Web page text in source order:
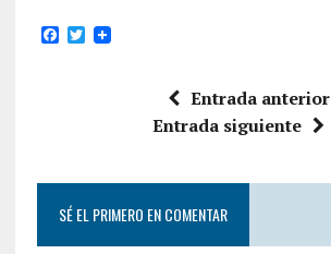
F T
Entrada anterior
Entrada siguiente
SÉ EL PRIMERO EN COMENTAR